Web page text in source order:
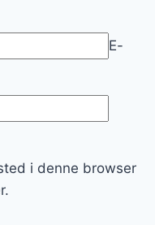
E-
i denne browser